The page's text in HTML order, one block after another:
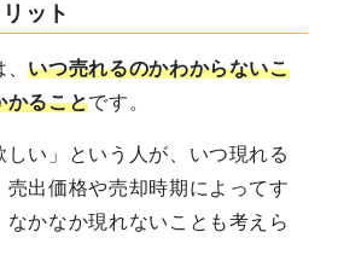
ット
、いつ売れるのかわからないこ
かることです。
しい」という人が、いつ現れる
出価格や売却時期によってす
なかなか現れないことも考えら